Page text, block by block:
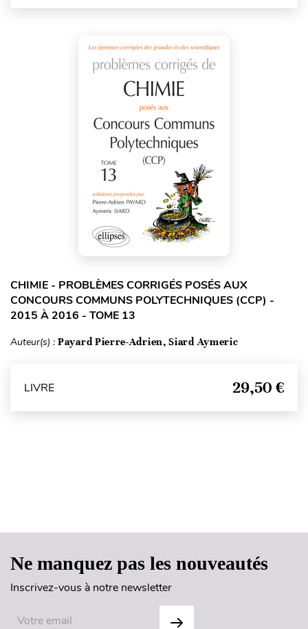
CHIMIE - PROBLÈMES CORRIGÉS POSÉS AUX
CONCOURS COMMUNS POLYTECHNIQUES (CCP) -
2015 À 2016 - TOME 13
Auteur(s) : Payard Pierre-Adrien, Siard Aymeric
LIVRE 29,50 €
Ne manquez pas les nouveautés
Inscrivez-vous à notre newsletter